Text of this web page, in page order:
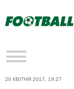
20 КВІТНЯ 2017, 19:27